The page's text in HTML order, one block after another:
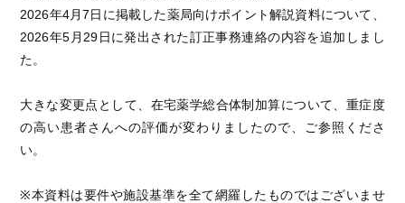
2026年4月7日に掲載した薬局向けポイント解説資料について、
2026年5月29日に発出された訂正事務連絡の内容を追加しまし
た。
大きな変更点として、在宅薬学総合体制加算について、重症度
の高い患者さんへの評価が変わりましたので、ご参照くださ
い。
※本資料は要件や施設基準を全て網羅したものではございませ